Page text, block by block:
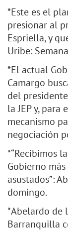
*Este es el
presionar al
Espriella, y
Uribe:
*El actual
Camargo
del
la JEP y,
mecanismo
negociación
*“Recibimos
Gobierno
asustados”:
domingo.
*Abelardo de
Barranquilla